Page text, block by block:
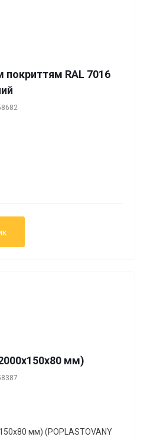
покриттям RAL 7016
мм)
мм) (POPLASTOVANY